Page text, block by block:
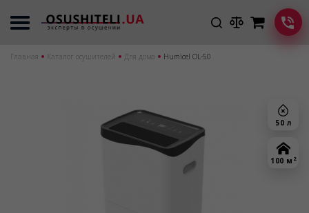
Главная Каталог осушителей Для дома Humicel OL-50
50 л
100 м 2